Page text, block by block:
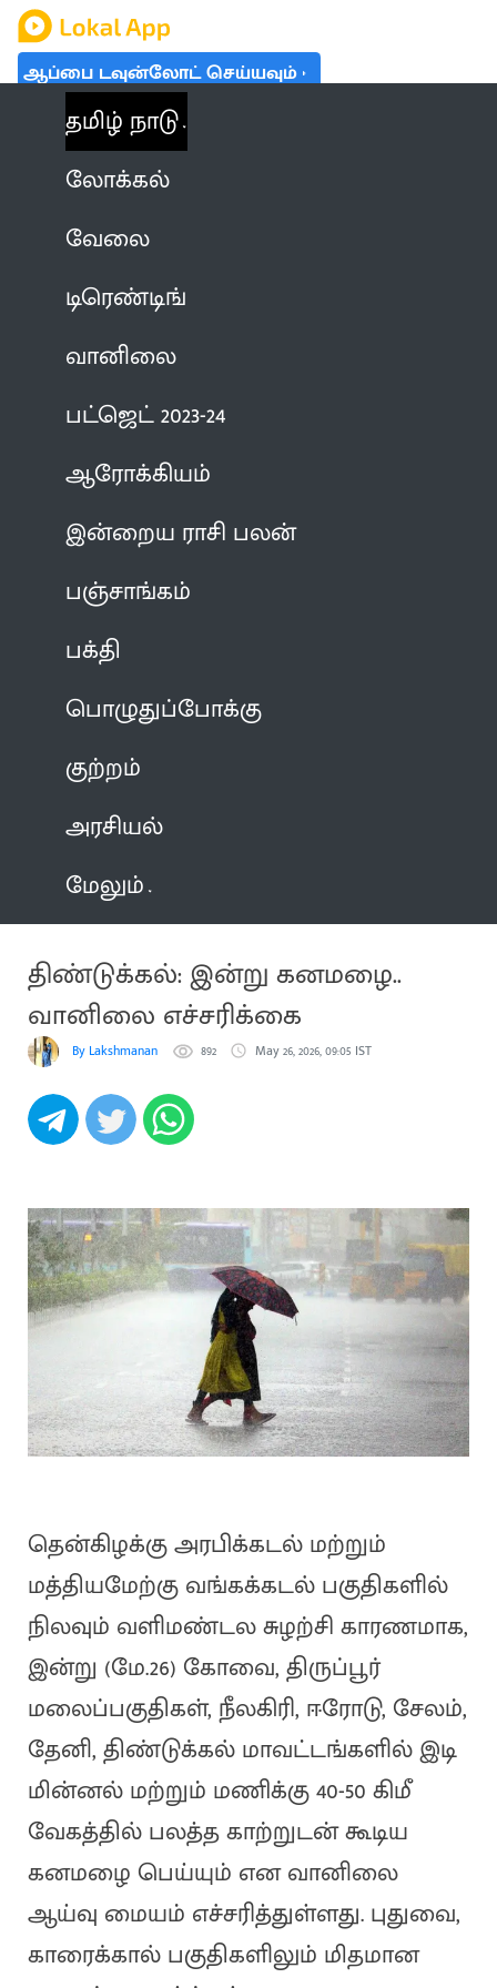
ஆப்பை டவுன்லோட் செய்யவும்
தமிழ் நாடு
லோக்கல்
வேலை
டிரெண்டிங்
வானிலை
பட்ஜெட் 2023-24
ஆரோக்கியம்
இன்றைய ராசி பலன்
பஞ்சாங்கம்
பக்தி
பொழுதுப்போக்கு
குற்றம்
அரசியல்
மேலும்
திண்டுக்கல்: இன்று கனமழை..
வானிலை எச்சரிக்கை
By Lakshmanan 892 May 26, 2026, 09:05 IST
தென்கிழக்கு அரபிக்கடல் மற்றும்
மத்தியமேற்கு வங்கக்கடல் பகுதிகளில்
நிலவும் வளிமண்டல சுழற்சி காரணமாக,
இன்று (மே.26) கோவை, திருப்பூர்
மலைப்பகுதிகள், நீலகிரி, ஈரோடு, சேலம்,
தேனி, திண்டுக்கல் மாவட்டங்களில் இடி
மின்னல் மற்றும் மணிக்கு 40-50 கிமீ
வேகத்தில் பலத்த காற்றுடன் கூடிய
கனமழை பெய்யும் என வானிலை
ஆய்வு மையம் எச்சரித்துள்ளது. புதுவை,
காரைக்கால் பகுதிகளிலும் மிதமான